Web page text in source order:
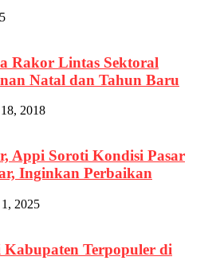
Rakor Lintas Sektoral
Natal dan Tahun Baru
2018
Appi Soroti Kondisi Pasar
Inginkan Perbaikan
2025
Terpopuler di